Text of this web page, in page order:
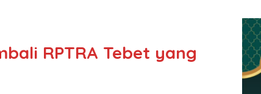
RPTRA Tebet yang